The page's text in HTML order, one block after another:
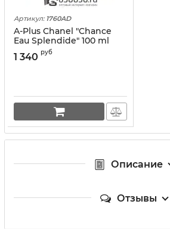
Артикул: 1760AD
A-Plus Chanel "Chance
Eau Splendide" 100 ml
1 340 руб
Описание
Отзывы